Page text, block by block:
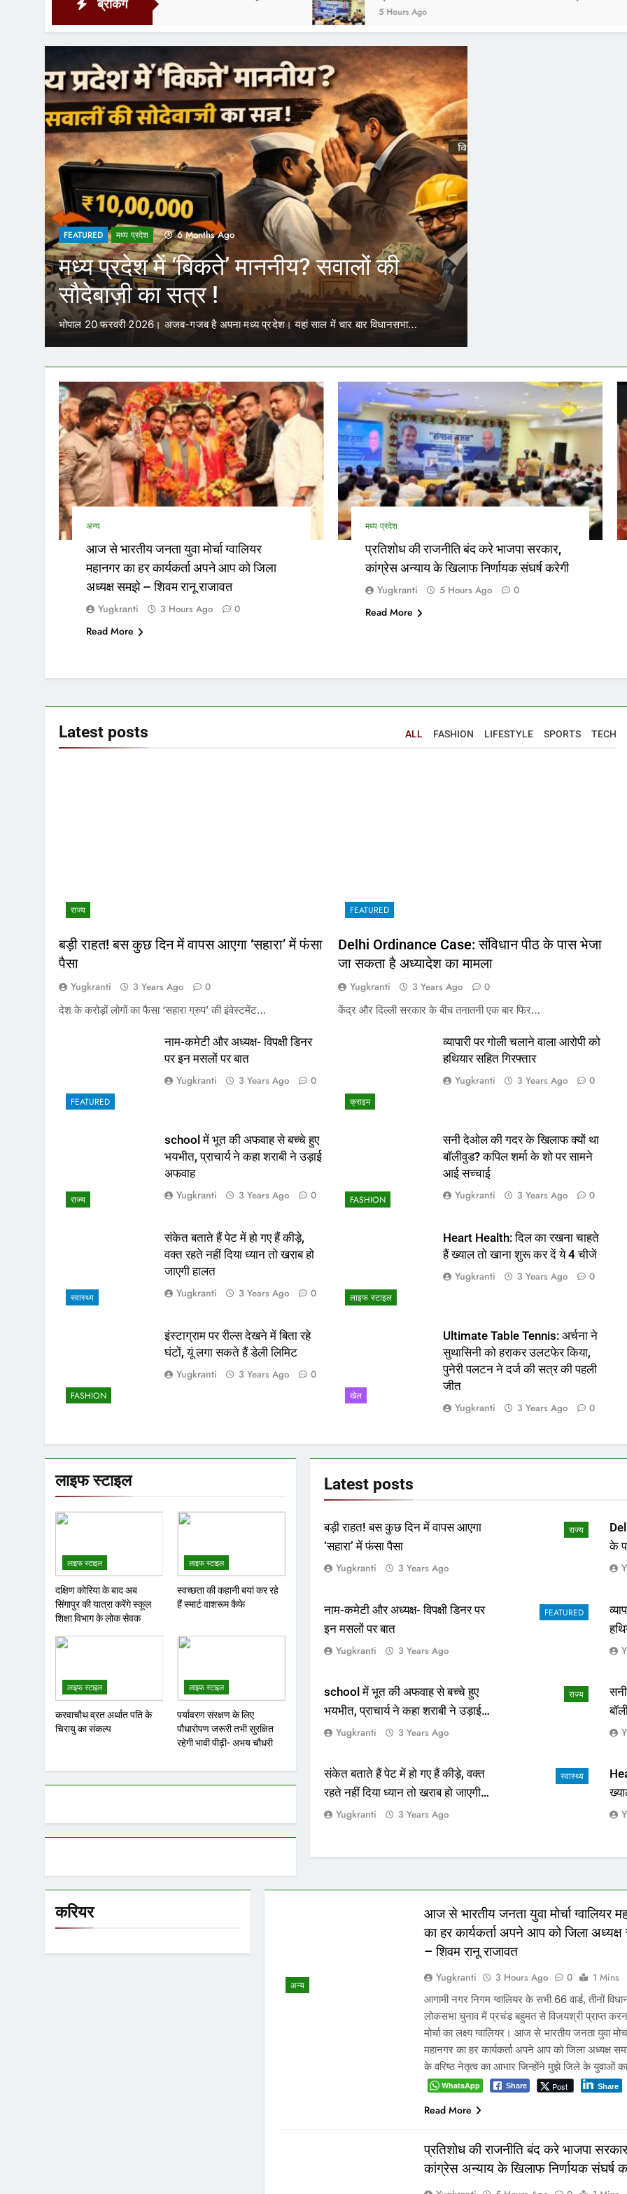
ब्रेकिंग
5 Hours Ago
FEATURED 1 Year Ago
CM Yogi के फैसले से आउटसोर्स
कर्मचारियों को होगा फायदा, अब अपने जिले
में कर सकेंगे काम
परिवहन निगम में कार्यरत आउटसोर्स कर्मचारियों के जरिए नियुक्त परिचालकों का भी ट्रांसफर हो सकेगा।…
अन्य
आज से भारतीय जनता युवा मोर्चा ग्वालियर
महानगर का हर कार्यकर्ता अपने आप को जिला
अध्यक्ष समझे – शिवम रानू राजावत
Yugkranti 3 Hours Ago 0
Read More
मध्य प्रदेश
प्रतिशोध की राजनीति बंद करे भाजपा सरकार,
कांग्रेस अन्याय के खिलाफ निर्णायक संघर्ष करेगी
Yugkranti 5 Hours Ago 0
Read More
Latest posts ALL FASHION LIFESTYLE SPORTS TECH
राज्य
बड़ी राहत! बस कुछ दिन में वापस आएगा ‘सहारा’ में फंसा
पैसा
Yugkranti 3 Years Ago
0
देश के करोड़ों लोगों का फैसा ‘सहारा ग्रुप’ की इंवेस्टमेंट…
FEATURED
Delhi Ordinance Case: संविधान पीठ के पास भेजा
जा सकता है अध्यादेश का मामला
Yugkranti 3 Years Ago
0
केंद्र और दिल्ली सरकार के बीच तनातनी एक बार फिर…
FEATURED
नाम-कमेटी और अध्यक्ष- विपक्षी डिनर
पर इन मसलों पर बात
Yugkranti 3 Years Ago 0
क्राइम
व्यापारी पर गोली चलाने वाला आरोपी को
हथियार सहित गिरफ्तार
Yugkranti 3 Years Ago 0
राज्य
school में भूत की अफवाह से बच्चे हुए
भयभीत, प्राचार्य ने कहा शराबी ने उड़ाई
अफवाह
Yugkranti 3 Years Ago 0 FASHION
सनी देओल की गदर के खिलाफ क्यों था
बॉलीवुड? कपिल शर्मा के शो पर सामने
आई सच्चाई
Yugkranti 3 Years Ago 0
स्वास्थ्य
संकेत बताते हैं पेट में हो गए हैं कीड़े,
वक्त रहते नहीं दिया ध्यान तो खराब हो
जाएगी हालत
Yugkranti 3 Years Ago 0 लाइफ स्टाइल
Heart Health: दिल का रखना चाहते
हैं ख्याल तो खाना शुरू कर दें ये 4 चीजें
Yugkranti 3 Years Ago 0
FASHION
इंस्टाग्राम पर रील्स देखने में बिता रहे
घंटों, यूं लगा सकते हैं डेली लिमिट
Yugkranti 3 Years Ago 0
खेल
Ultimate Table Tennis: अर्चना ने
सुथासिनी को हराकर उलटफेर किया,
पुनेरी पलटन ने दर्ज की सत्र की पहली
जीत
Yugkranti 3 Years Ago 0
लाइफ स्टाइल
लाइफ स्टाइल
दक्षिण कोरिया के बाद अब
सिंगापुर की यात्रा करेंगे स्कूल
शिक्षा विभाग के लोक सेवक
लाइफ स्टाइल
स्वच्छता की कहानी बयां कर रहे
हैं स्मार्ट वाशरूम कैफे
लाइफ स्टाइल
करवाचौथ व्रत अर्थात पति के
चिरायु का संकल्प
लाइफ स्टाइल
पर्यावरण संरक्षण के लिए
पौधारोपण जरूरी तभी सुरक्षित
रहेगी भावी पीढ़ी- अभय चौधरी
Latest posts
राज्य
बड़ी राहत! बस कुछ दिन में वापस आएगा
‘सहारा’ में फंसा पैसा
Yugkranti 3 Years Ago
के
FEATURED
नाम-कमेटी और अध्यक्ष- विपक्षी डिनर पर
इन मसलों पर बात
Yugkranti 3 Years Ago
राज्य
school में भूत की अफवाह से बच्चे हुए
भयभीत, प्राचार्य ने कहा शराबी ने उड़ाई
अफवाह
Yugkranti 3 Years Ago
आई
स्वास्थ्य
संकेत बताते हैं पेट में हो गए हैं कीड़े, वक्त
रहते नहीं दिया ध्यान तो खराब हो जाएगी
हालतYugkranti 3 Years Ago
करियर
अन्य
आज से भारतीय जनता युवा मोर्चा ग्वालियर
का हर कार्यकर्ता अपने आप को जिला
– शिवम रानू राजावत
Yugkranti 3 Hours Ago 0
1 Mins
आगामी नगर निगम ग्वालियर के सभी 66 वार्ड, तीनों
लोकसभा चुनाव में प्रचंड बहुमत से विजयश्री प्राप्त
मोर्चा का लक्ष्य ग्वालियर। आज से भारतीय जनता युवा
महानगर का हर कार्यकर्ता अपने आप को जिला अध्यक्ष
के वरिष्ठ नेतृत्व का आभार जिन्होंने मुझे जिले के युवाओं
WhatsApp Share Post Share
Read More
प्रतिशोध की राजनीति बंद करे भाजपा
कांग्रेस अन्याय के खिलाफ निर्णायक संघर्ष